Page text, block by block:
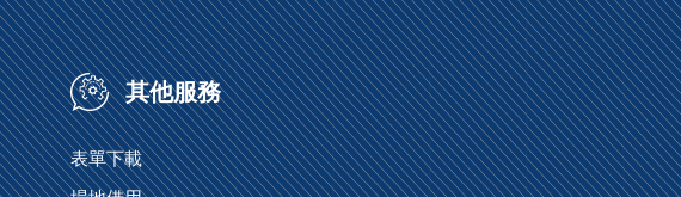
其他服務
表單下載